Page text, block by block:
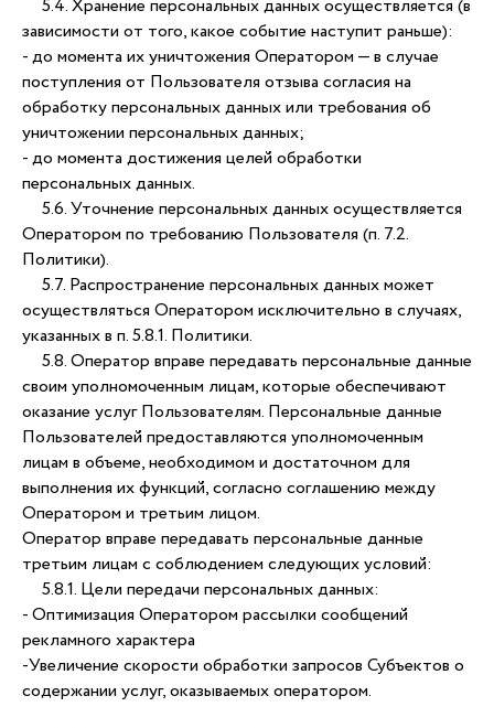
5.4. Хранение персональных данных осуществляется (в
зависимости от того, какое событие наступит раньше):
- до момента их уничтожения Оператором — в случае
поступления от Пользователя отзыва согласия на
обработку персональных данных или требования об
уничтожении персональных данных;
- до момента достижения целей обработки
персональных данных.
5.6. Уточнение персональных данных осуществляется
Оператором по требованию Пользователя (п. 7.2.
Политики).
5.7. Распространение персональных данных может
осуществляться Оператором исключительно в случаях,
указанных в п. 5.8.1. Политики.
5.8. Оператор вправе передавать персональные данные
своим уполномоченным лицам, которые обеспечивают
оказание услуг Пользователям. Персональные данные
Пользователей предоставляются уполномоченным
лицам в объеме, необходимом и достаточном для
выполнения их функций, согласно соглашению между
Оператором и третьим лицом.
Оператор вправе передавать персональные данные
третьим лицам с соблюдением следующих условий:
5.8.1. Цели передачи персональных данных:
- Оптимизация Оператором рассылки сообщений
рекламного характера
-Увеличение скорости обработки запросов Субъектов о
содержании услуг, оказываемых оператором.